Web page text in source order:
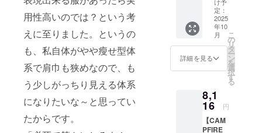
用性高いのでは？という考
えに至りました。というの
も、私自体がやや瘦せ型体
系で肩巾も狭めなので、も
う少しがっちり見える体系
になりたいな～と思ってい
たからです。
20%OF
F+1枚組
より合
計300円
割引の
お得な
価格と
なりま
ご要望
のサイ
ズをお
選びく
ださ
定：
2025
年10
月
詳細を見る
こ
の
リ
タ
ー
ン
を
選
択
す
る
8,1
16 円
【CAM
PFIRE